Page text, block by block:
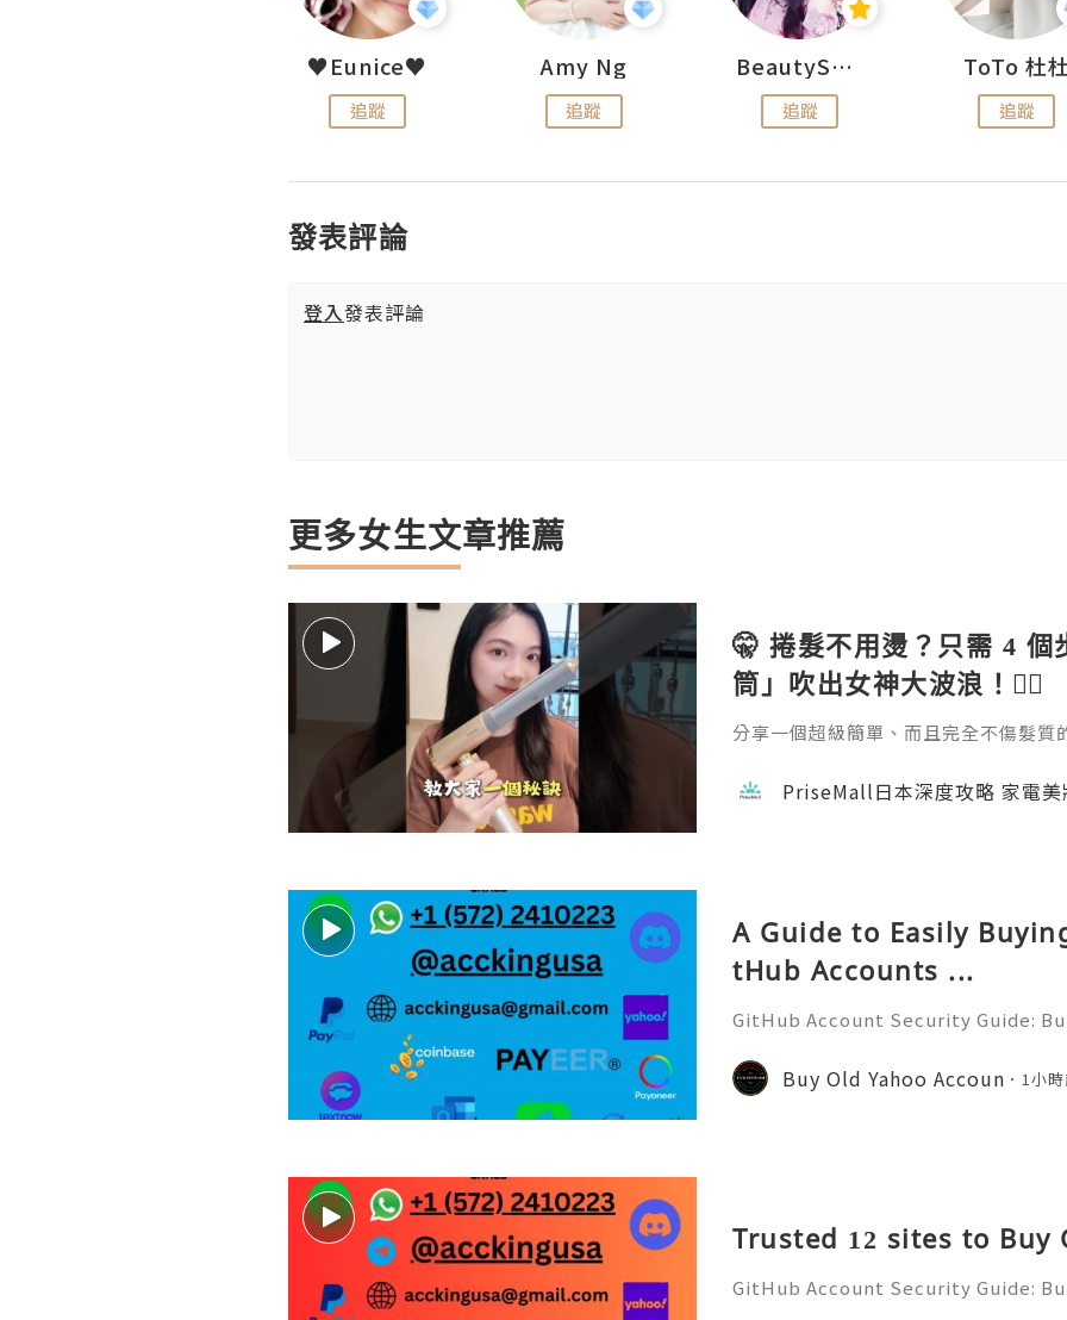
♥Eunice♥
追蹤
Amy Ng
追蹤
BeautySearch
追蹤
ToTo 杜
追蹤
發表評論
登入發表評論
更多女生文章推薦
🤫 捲髮不用燙？只需 4 個
筒」吹出女神大波浪！💇‍♀️
分享一個超級簡單、而且完全不傷髮
成。過程完全不會像電熱捲那樣灼熱
自然。如果你也擔心燙髮傷頭髮，這
PriseMall日本深度攻略 家電
A Guide to Easily
tHub Accounts ...
GitHub Account Security Guide:
d's leading platforms for
ration. Millions of develo
Buy Old Yahoo Accoun 1小
Trusted 12 sites to Buy
GitHub Account Security Guide: